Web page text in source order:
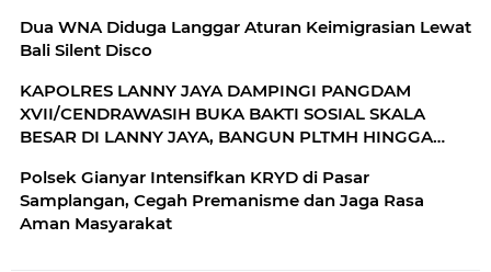
Dua WNA Diduga Langgar Aturan Keimigrasian Lewat
Bali Silent Disco
KAPOLRES LANNY JAYA DAMPINGI PANGDAM
XVII/CENDRAWASIH BUKA BAKTI SOSIAL SKALA
BESAR DI LANNY JAYA, BANGUN PLTMH HINGGA
Polsek Gianyar Intensifkan KRYD di Pasar
Samplangan, Cegah Premanisme dan Jaga Rasa
Aman Masyarakat